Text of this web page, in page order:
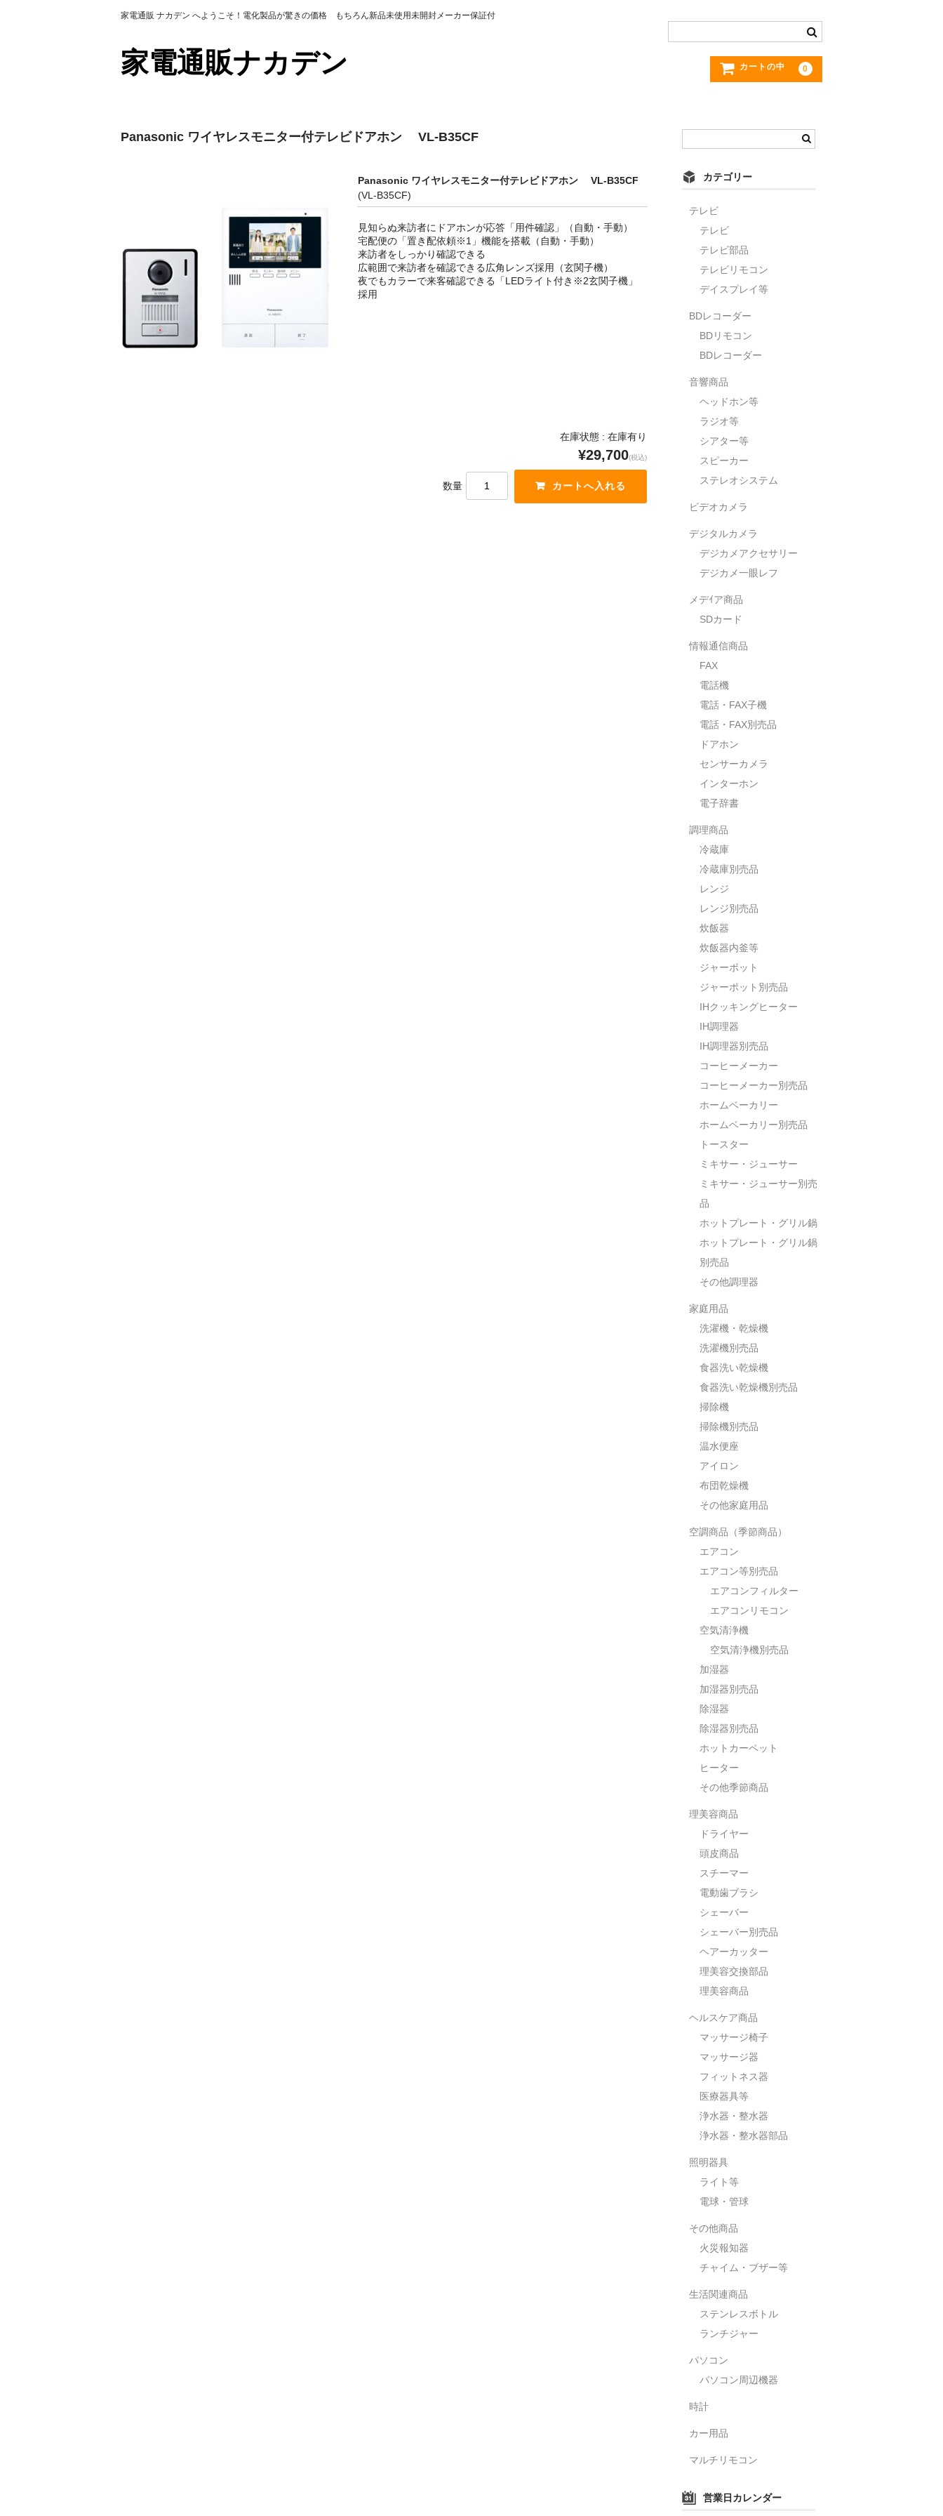
家電通販 ナカデン へようこそ！電化製品が驚きの価格 もちろん新品未使用未開封メーカー保証付
家電通販ナカデン カートの中 0
Panasonic ワイヤレスモニター付テレビドアホン VL-B35CF
Panasonic ワイヤレスモニター付テレビドアホン VL-B35CF
(VL-B35CF)
見知らぬ来訪者にドアホンが応答「用件確認」（自動・手動）
宅配便の「置き配依頼※1」機能を搭載（自動・手動）
来訪者をしっかり確認できる
広範囲で来訪者を確認できる広角レンズ採用（玄関子機）
夜でもカラーで来客確認できる「LEDライト付き※2玄関子機」
採用
在庫状態 : 在庫有り
¥29,700(税込)
数量
カテゴリー
テレビ
テレビ
テレビ部品
テレビリモコン
デイスプレイ等
BDレコーダー
BDリモコン
BDレコーダー
音響商品
ヘッドホン等
ラジオ等
シアター等
スピーカー
ステレオシステム
ビデオカメラ
デジタルカメラ
デジカメアクセサリー
デジカメ一眼レフ
メデｲア商品
SDカード
情報通信商品
FAX
電話機
電話・FAX子機
電話・FAX別売品
ドアホン
センサーカメラ
インターホン
電子辞書
調理商品
冷蔵庫
冷蔵庫別売品
レンジ
レンジ別売品
炊飯器
炊飯器内釜等
ジャーポット
ジャーポット別売品
IHクッキングヒーター
IH調理器
IH調理器別売品
コーヒーメーカー
コーヒーメーカー別売品
ホームベーカリー
ホームベーカリー別売品
トースター
ミキサー・ジューサー
ミキサー・ジューサー別売
品
ホットプレート・グリル鍋
ホットプレート・グリル鍋
別売品
その他調理器
家庭用品
洗濯機・乾燥機
洗濯機別売品
食器洗い乾燥機
食器洗い乾燥機別売品
掃除機
掃除機別売品
温水便座
アイロン
布団乾燥機
その他家庭用品
空調商品（季節商品）
エアコン
エアコン等別売品
エアコンフィルター
エアコンリモコン
空気清浄機
空気清浄機別売品
加湿器
加湿器別売品
除湿器
除湿器別売品
ホットカーペット
ヒーター
その他季節商品
理美容商品
ドライヤー
頭皮商品
スチーマー
電動歯ブラシ
シェーバー
シェーバー別売品
ヘアーカッター
理美容交換部品
理美容商品
ヘルスケア商品
マッサージ椅子
マッサージ器
フィットネス器
医療器具等
浄水器・整水器
浄水器・整水器部品
照明器具
ライト等
電球・管球
その他商品
火災報知器
チャイム・ブザー等
生活関連商品
ステンレスボトル
ランチジャー
パソコン
パソコン周辺機器
時計
カー用品
マルチリモコン
営業日カレンダー